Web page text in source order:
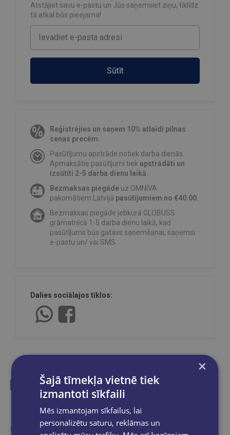
Atstājiet savu e-pastu un Jūs saņemsiet ziņu, tiklīdz
tā atkal būs pieejama!
Sūtīt
Reģistrējies un saņem 10% atlaidi pilnas
cenas precēm.
Pasūtījumu apstrāde notiek darba dienās.
Apmaksātie pasūtījumi tiek apstrādāti un
izsūtīti 2-5 darba dienu laikā.
Bezmaksas piegāde uz OMNIVA
pakomātiem Latvijā pasūtījumiem no €40.00.
Bezmaksas piegāde jebkurā GLOBUSS
grāmatnīcā 1-5 darba dienu laikā, kad
pasūtījums būs gatavs saņemšanai, saņemsi
e-pastu un/ vai SMS.
Dalies sociālajos tīklos:
Līdzīgas preces
Ieskaties, varbūt noder
×
Šajā tīmekļa vietnē tiek
izmantoti sīkfaili
Mēs izmantojam sīkfailus, lai
personalizētu saturu, reklāmas un